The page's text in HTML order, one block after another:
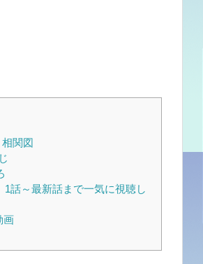
関図
話～最新話まで一気に視聴し
画